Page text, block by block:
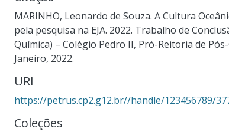
MARINHO, Leonardo de Souza. A Cultura
pela pesquisa na EJA. 2022. Trabalho de
Química) – Colégio Pedro II, Pró-Reitoria de
Janeiro, 2022.
URI
https://petrus.cp2.g12.br//handle/123456789/
Coleções